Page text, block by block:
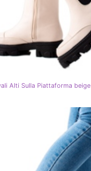
Alti Sulla Piattaforma beige